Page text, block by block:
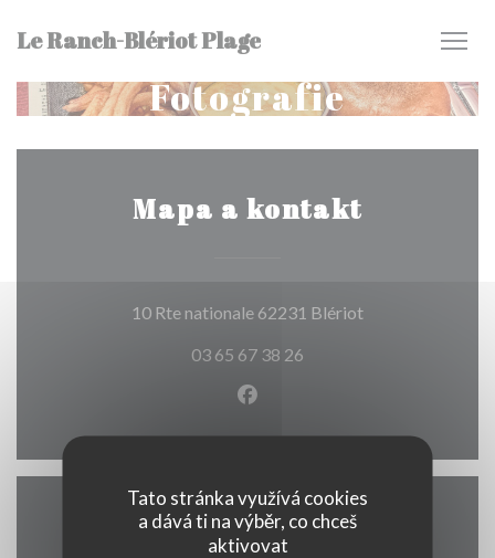
Tato stránka využívá cookies
a dává ti na výběr, co chceš
aktivovat
Le Ranch-Blériot Plage
Fotografie
Mapa a kontakt
10 Rte nationale 62231 Blériot((otevře se v
03 65 67 38 26
Facebook ((otevře se v
Kontaktujte nás